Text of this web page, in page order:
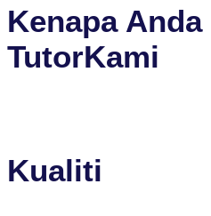
Kenapa
TutorKami
Kualiti